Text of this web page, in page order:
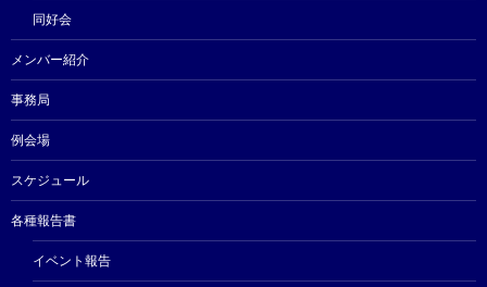
同好会
メンバー紹介
事務局
例会場
スケジュール
各種報告書
イベント報告